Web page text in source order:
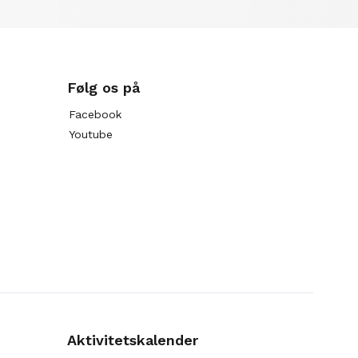
Følg os på
Facebook
Youtube
Aktivitetskalender